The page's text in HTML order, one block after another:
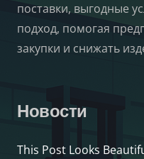
поставки, выгодные
подход, помогая
закупки и снижать
Новости
This Post Looks